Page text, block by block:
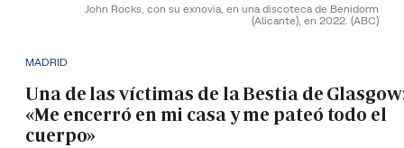
John Rocks, con su exnovia, en una discoteca de Benidorm
(Alicante), en 2022. (ABC)
MADRID
Una de las víctimas de la Bestia de
«Me encerró en mi casa y me pateó todo el
cuerpo»